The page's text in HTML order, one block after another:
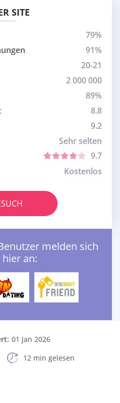
SITE
79%
91%
20-21
2 000 000
89%
8.8
9.2
Sehr selten
9.7
Kostenlos
melden sich
an:
01 Jan 2026
12 min gelesen